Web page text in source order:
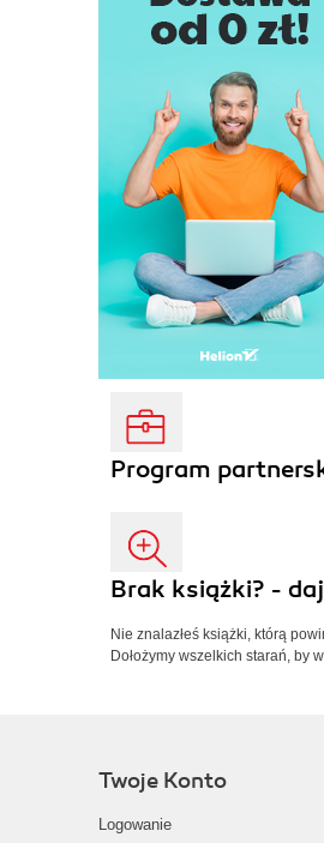
Program
Brak książki? -
Nie znalazłeś książki, którą
Dołożymy wszelkich starań, by
Twoje Konto
Logowanie